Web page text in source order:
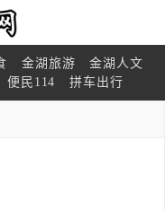
金湖旅游
金湖人文
便民114 拼车出行